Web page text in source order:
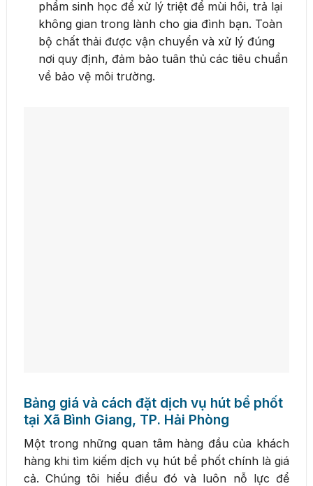
phẩm sinh học để xử lý triệt để mùi hôi, trả lại
không gian trong lành cho gia đình bạn. Toàn
bộ chất thải được vận chuyển và xử lý đúng
nơi quy định, đảm bảo tuân thủ các tiêu chuẩn
về bảo vệ môi trường.
Bảng giá và cách đặt dịch vụ hút bể phốt
tại Xã Bình Giang, TP. Hải Phòng
Một trong những quan tâm hàng đầu của khách
hàng khi tìm kiếm dịch vụ hút bể phốt chính là giá
cả. Chúng tôi hiểu điều đó và luôn nỗ lực để